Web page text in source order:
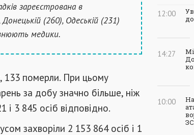
зареєстрована в
(260), Одеській (231)
медики.
133 померли. При цьому
за добу значно більше, ніж
і 3 845 осіб відповідно.
захворіли 2 153 864 осіб і 1
12:00
14:27
10:00